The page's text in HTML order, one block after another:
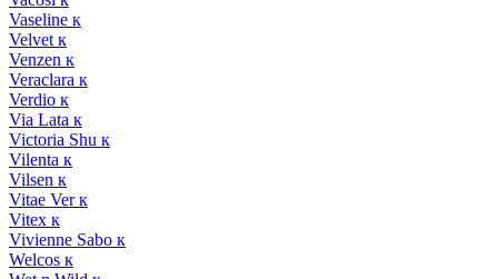
Vaseline к
Velvet к
Venzen к
Veraclara к
Verdio к
Via Lata к
Victoria Shu к
Vilenta к
Vilsen к
Vitae Ver к
Vitex к
Vivienne Sabo к
Welcos к